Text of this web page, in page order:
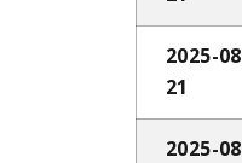
2025-
21
2025-